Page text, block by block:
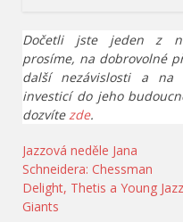
Dočetli jste jeden z
prosíme, na dobrovolné
další nezávislosti a na
investicí do jeho
dozvítezde.
Navigace
pro
příspěvek
Jazzová neděle Jana
Schneidera: Chessman
Delight, Thetis a Young Jazz
Giants